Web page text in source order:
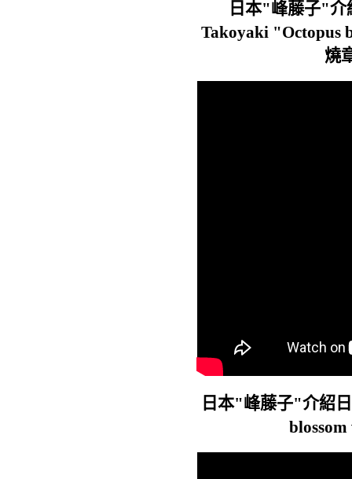
日本"峰藤子"介
Takoyaki "Octopus
燒
日本"峰藤子"介紹